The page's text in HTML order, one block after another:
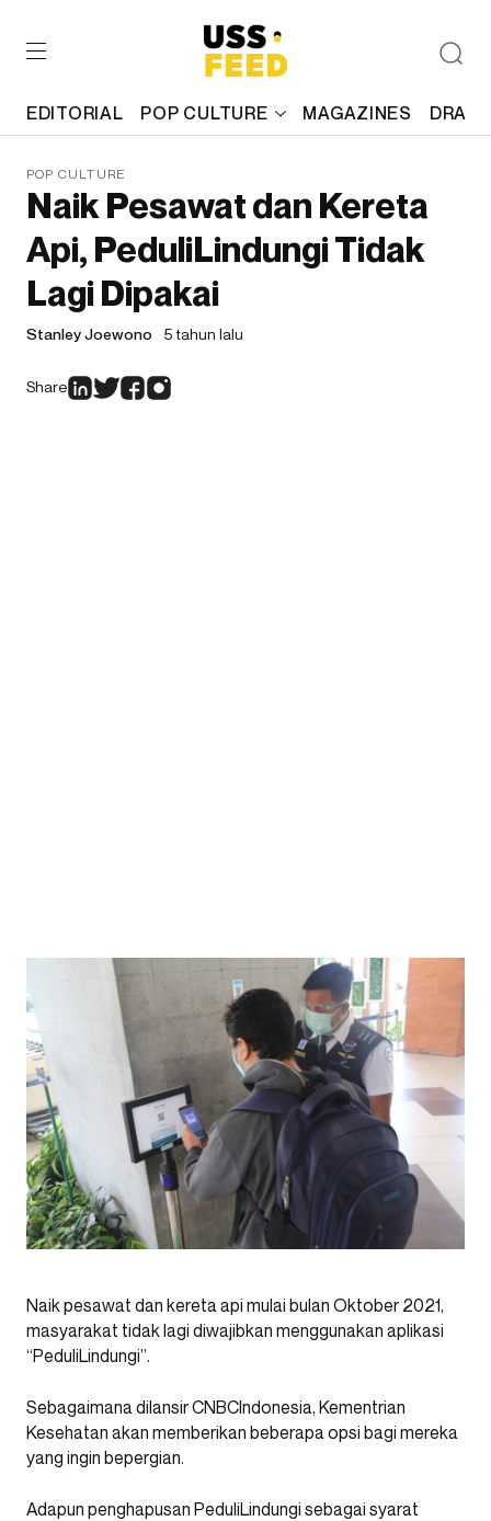
EDITORIAL POP CULTURE MAGAZINES
POP CULTURE
Naik Pesawat dan Kereta
Api, PeduliLindungi Tidak
Lagi Dipakai
Stanley Joewono 5 tahun lalu
Share
Naik pesawat dan kereta api mulai bulan Oktober 2021,
masyarakat tidak lagi diwajibkan menggunakan aplikasi
“PeduliLindungi”.
Sebagaimana dilansir CNBCIndonesia, Kementrian
Kesehatan akan memberikan beberapa opsi bagi mereka
yang ingin bepergian.
Adapun penghapusan PeduliLindungi sebagai syarat